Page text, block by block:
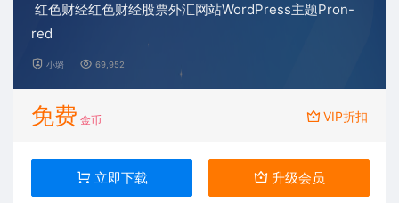
红色财经红色财经股票外汇网站WordPress主题Pron-
red
小璐 69,952
免费 金币 VIP折扣
立即下载 升级会员